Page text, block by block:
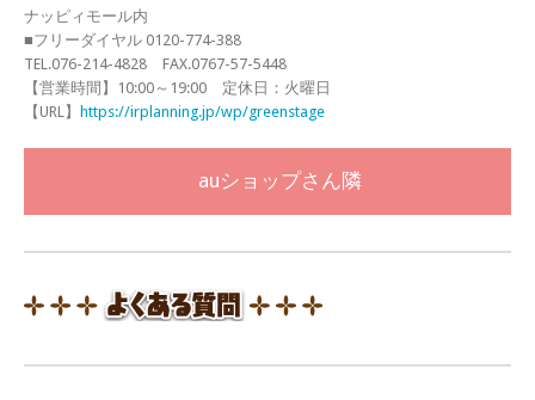
ナッピィモール内
■フリーダイヤル 0120-774-388
TEL.076-214-4828 FAX.0767-57-5448
【営業時間】10:00～19:00 定休日：火曜日
【URL】 https://irplanning.jp/wp/greenstage
auショップさん隣